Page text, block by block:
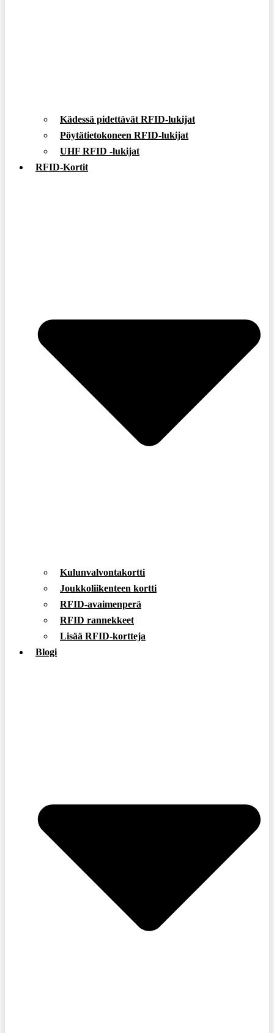
Kädessä pidettävät RFID-lukijat
Pöytätietokoneen RFID-lukijat
UHF RFID -lukijat
RFID-Kortit
Kulunvalvontakortti
Joukkoliikenteen kortti
RFID-avaimenperä
RFID rannekkeet
Lisää RFID-kortteja
Blogi